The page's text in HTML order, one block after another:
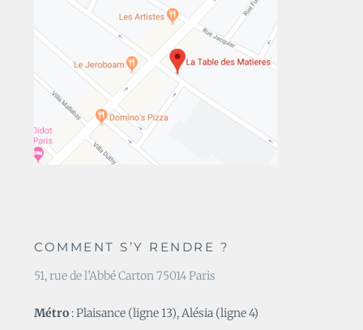
COMMENT S’Y RENDRE ?
51, rue de l’Abbé Carton 75014 Paris
Métro : Plaisance (ligne 13), Alésia (ligne 4)